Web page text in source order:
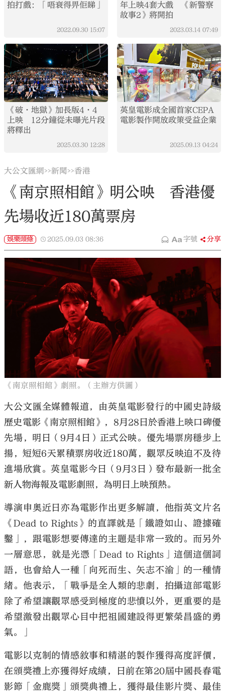
拍打戲：「唔衰得畀佢睇」
2022.09.30 15:07
年上映4套大戲 《新警察
故事2》將開拍
2023.03.14 07:49
《破·地獄》加長版4·4
上映 12分鐘從未曝光片段
將釋出
2025.03.30 12:28
英皇電影成全國首家CEPA
電影製作開放政策受益企業
2025.09.13 04:24
大公文匯網>>新聞>>香港
《南京照相館》明公映 香港優
先場收近180萬票房
娛樂頭條 2025.09.03 08:36 字號 分享
《南京照相館》劇照。（主辦方供圖）
大公文匯全媒體報道，由英皇電影發行的中國史詩級
歷史電影《南京照相館》，8月28日於香港上映口碑優
先場，明日（9月4日）正式公映。優先場票房穩步上
揚，短短6天累積票房收近180萬，觀眾反映迫不及待
進場欣賞。英皇電影今日（9月3日）發布最新一批全
新人物海報及電影劇照，為明日上映預熱。
導演申奧近日亦為電影作出更多解讀，他指英文片名
《Dead to Rights》的直譯就是「鐵證如山、證據確
鑿」，跟電影想要傳達的主題是非常一致的。而另外
一層意思，就是光憑「Dead to Rights」這個這個詞
語，也會給人一種「向死而生、矢志不渝」的一種情
緒。他表示，「戰爭是全人類的悲劇，拍攝這部電影
除了希望讓觀眾感受到極度的悲憤以外，更重要的是
希望激發出觀眾心目中把祖國建設得更繁榮昌盛的勇
氣。」
電影以克制的情感敘事和精湛的製作獲得高度評價，
在頒獎禮上亦獲得好成績，日前在第20屆中國長春電
影節「金鹿獎」頒獎典禮上，獲得最佳影片獎、最佳